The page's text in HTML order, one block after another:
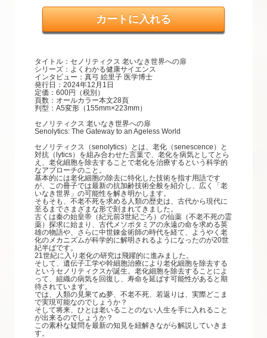
タイトル：セノリティクス 老いなき世界への扉
シリーズ：よくわかる健康サイエンス
インタビュー：真弓 絵里子 医学博士
発行日：2024年12月1日
定価：600円（税別）
頁数：オールカラー本文28頁
判型：A5変形（155mm×223mm）
セノリティクス 老いなき世界への扉
Senolytics: The Gateway to an Ageless World
セノリティクス（senolytics）とは、老化（senescence）と
対抗（lytics）を組み合わせた言葉で、老化を病気としてとら
え、老化細胞を除去することで老化を治療するという科学的
なアプローチのこと。
基本的には老化細胞の除去に特化した技術を指す用語です
が、この冊子では最新の抗加齢技術全般を紹介し、広く「老
いなき世界」の可能性を解き明かします。
そもそも、不老不死を求める人類の歴史は、古代から現代に
至るまでさまざまな形で刻まれてきました。
古くは秦の始皇帝（紀元前3世紀ごろ）の仙薬（不老不死の霊
薬）探求に始まり、古代メソポタミアの永遠の命を求める英
雄の物語や、さらに中世錬金術師の時代を経て、ようやく老
化のメカニズムが科学的に解明されるようになったのが20世
紀半ばです。
21世紀に入り老化の研究は飛躍的に進みました。
そして、遺伝子工学や幹細胞治療により老化細胞を除去する
というセノリティクスが誕生。老化細胞を除去することによ
って、組織の病気を回復し、寿命を延ばす可能性があると期
待されています。
では、人類の見果てぬ夢、不老不死、若返りは、実際どこま
で実現可能なのでしょうか？
そして将来、ひとは老いることのない人生を手に入れること
が出来るのでしょうか？
この素朴な疑問を最新の知見を紐解きながら解説していきま
す。